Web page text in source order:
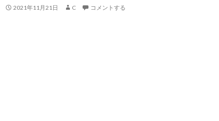
ッ 2021年11月21日 C コメントする